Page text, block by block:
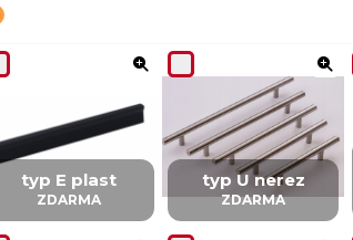
typ E plast
ZDARMA
typ U nerez
ZDARMA